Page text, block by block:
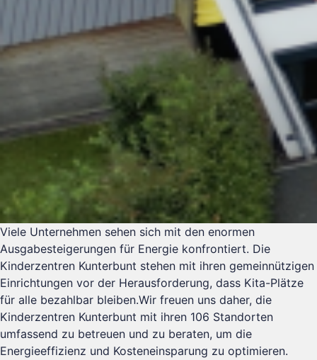
Viele Unternehmen sehen sich mit den enormen
Ausgabesteigerungen für Energie konfrontiert. Die
Kinderzentren Kunterbunt stehen mit ihren gemeinnützigen
Einrichtungen vor der Herausforderung, dass Kita-Plätze
für alle bezahlbar bleiben.Wir freuen uns daher, die
Kinderzentren Kunterbunt mit ihren 106 Standorten
umfassend zu betreuen und zu beraten, um die
Energieeffizienz und Kosteneinsparung zu optimieren.